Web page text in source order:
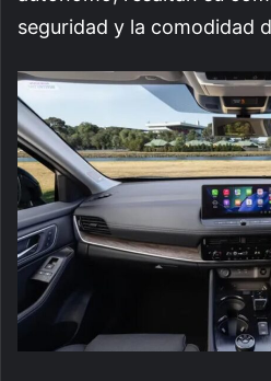
seguridad y la comodidad